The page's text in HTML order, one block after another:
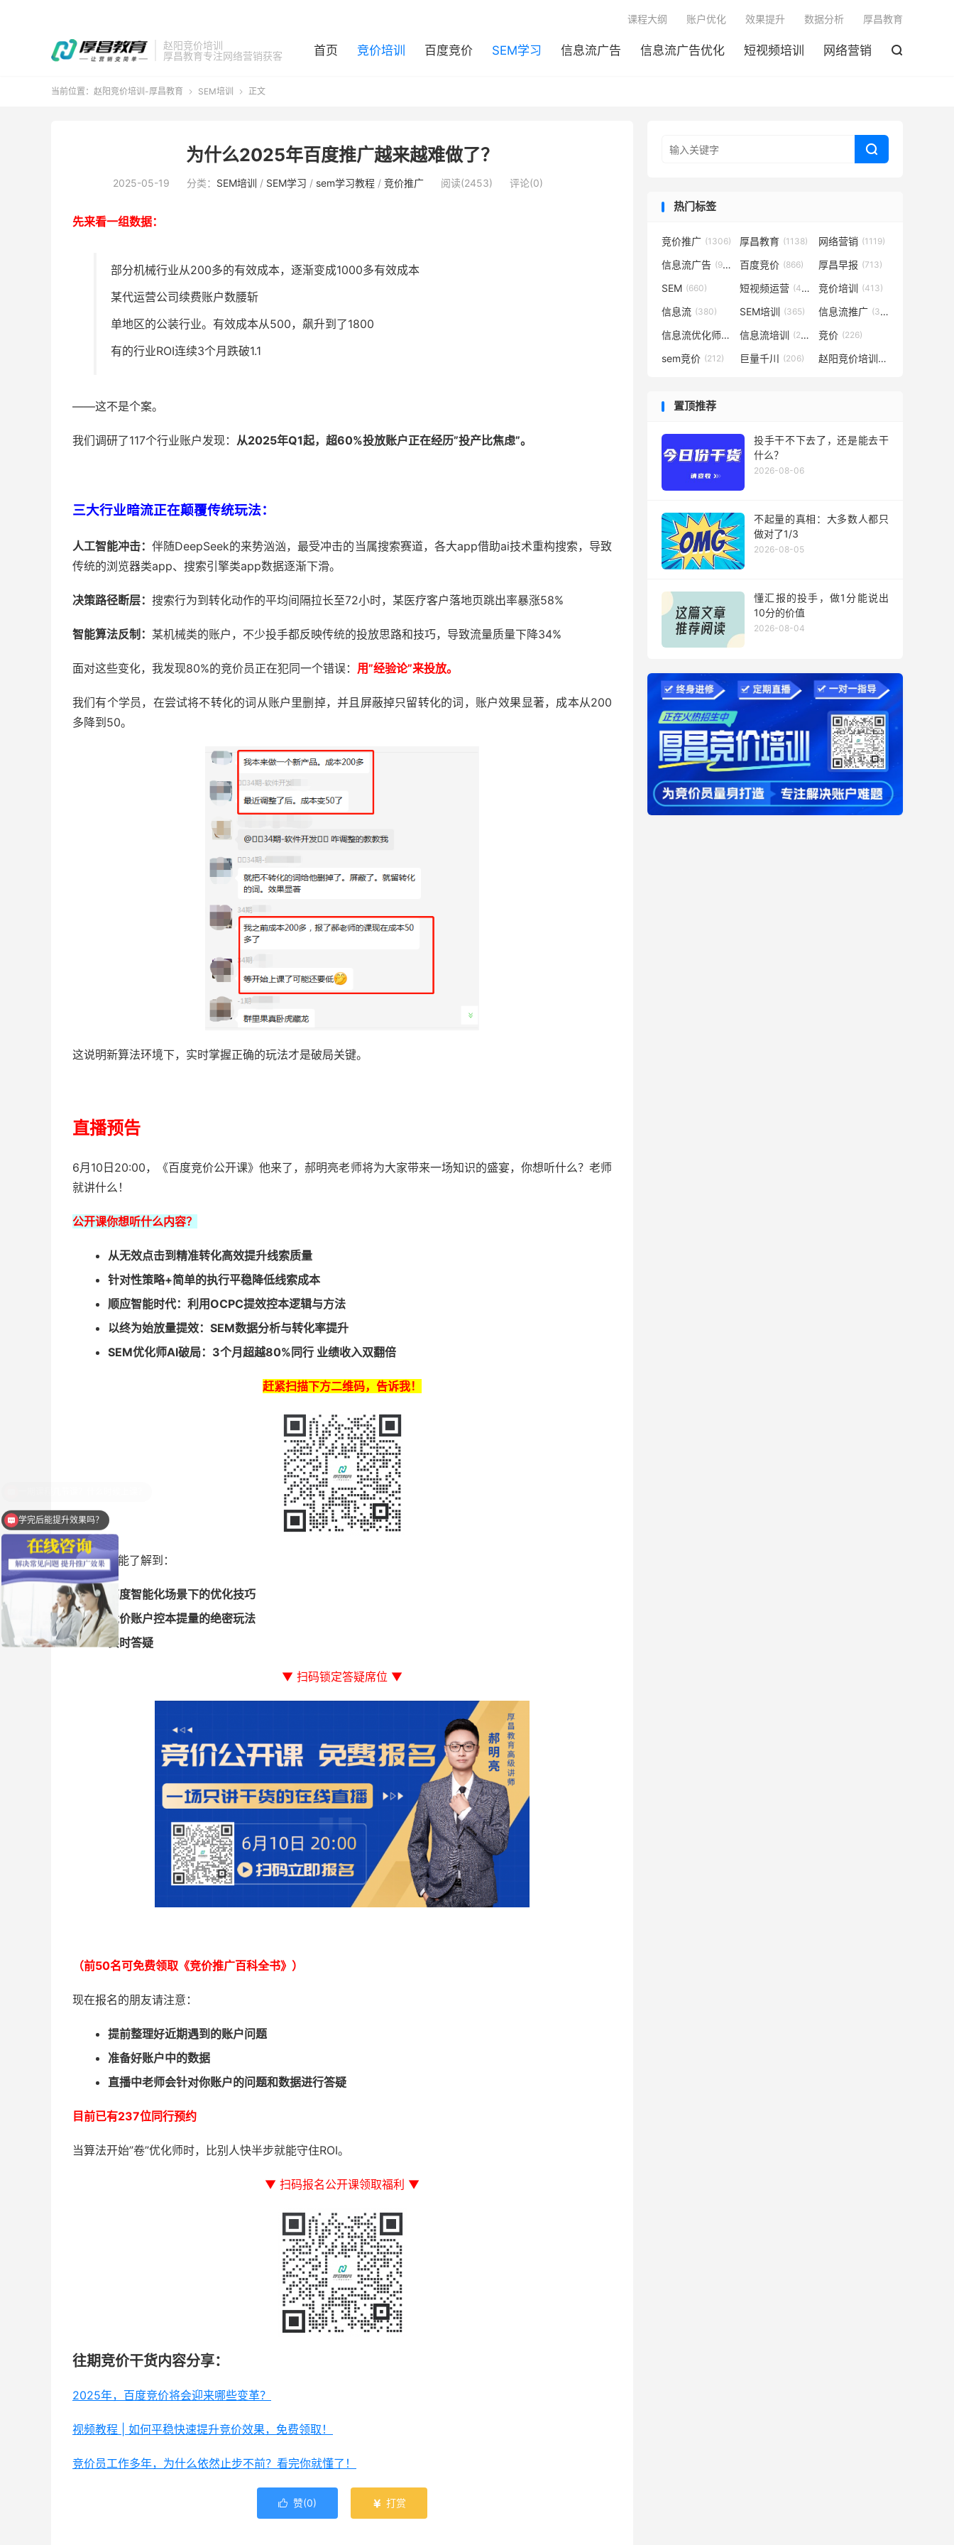
赵阳竞价培训
厚昌教育专注网络营销获客
首页 竞价培训 百度竞价 SEM学习 信息流广告 信息流广告优化 短视频培训 网络营销 
课程大纲 账户优化 效果提升 数据分析 厚昌教育
当前位置： 赵阳竞价培训-厚昌教育  SEM培训  正文
为什么2025年百度推广越来越难做了？
2025-05-19 分类： SEM培训 / SEM学习 / sem学习教程 / 竞价推广 阅读(2453) 评论(0)
先来看一组数据：
部分机械行业从200多的有效成本，逐渐变成1000多有效成本
某代运营公司续费账户数腰斩
单地区的公装行业。有效成本从500，飙升到了1800
有的行业ROI连续3个月跌破1.1
——这不是个案。
我们调研了117个行业账户发现： 从2025年Q1起，超60%投放账户正在经历”投产比焦虑”。
三大行业暗流正在颠覆传统玩法：
人工智能冲击：伴随DeepSeek的来势汹汹，最受冲击的当属搜索赛道，各大app借助ai技术重构搜索，导致
传统的浏览器类app、搜索引擎类app数据逐渐下滑。
决策路径断层： 搜索行为到转化动作的平均间隔拉长至72小时，某医疗客户落地页跳出率暴涨58%
智能算法反制： 某机械类的账户，不少投手都反映传统的投放思路和技巧，导致流量质量下降34%
面对这些变化，我发现80%的竞价员正在犯同一个错误： 用”经验论”来投放。
我们有个学员，在尝试将不转化的词从账户里删掉，并且屏蔽掉只留转化的词，账户效果显著，成本从200
多降到50。
这说明新算法环境下，实时掌握正确的玩法才是破局关键。
直播预告
6月10日20:00，《百度竞价公开课》他来了，郝明亮老师将为大家带来一场知识的盛宴，你想听什么？老师
就讲什么！
公开课你想听什么内容？
从无效点击到精准转化高效提升线索质量
针对性策略+简单的执行平稳降低线索成本
顺应智能时代：利用OCPC提效控本逻辑与方法
以终为始放量提效：SEM数据分析与转化率提升
SEM优化师AI破局：3个月超越80%同行 业绩收入双翻倍
赶紧扫描下方二维码，告诉我！
在这里你能了解到：
高度智能化场景下的优化技巧
竞价账户控本提量的绝密玩法
实时答疑
▼ 扫码锁定答疑席位 ▼
（前50名可免费领取《竞价推广百科全书》）
现在报名的朋友请注意：
提前整理好近期遇到的账户问题
准备好账户中的数据
直播中老师会针对你账户的问题和数据进行答疑
目前已有237位同行预约
当算法开始”卷”优化师时，比别人快半步就能守住ROI。
▼ 扫码报名公开课领取福利 ▼
往期竞价干货内容分享：
2025年，百度竞价将会迎来哪些变革？
视频教程 | 如何平稳快速提升竞价效果，免费领取！
竞价员工作多年，为什么依然止步不前？看完你就懂了！
 赞(0)  打赏

热门标签
竞价推广 (1306) 厚昌教育 (1138) 网络营销 (1119)
信息流广告 (932) 百度竞价 (866) 厚昌早报 (713)
SEM (660) 短视频运营 (431) 竞价培训 (413)
信息流 (380) SEM培训 (365) 信息流推广 (350)
信息流优化师(291)信息流培训 (281) 竞价 (226)
sem竞价 (212) 巨量千川 (206) 赵阳竞价培训(194)
置顶推荐
投手干不下去了，还是能去干
什么？
2026-08-06
不起量的真相：大多数人都只
做对了1/3
2026-08-05
懂汇报的投手，做1分能说出
10分的价值
2026-08-04
学完后能提升效果吗？